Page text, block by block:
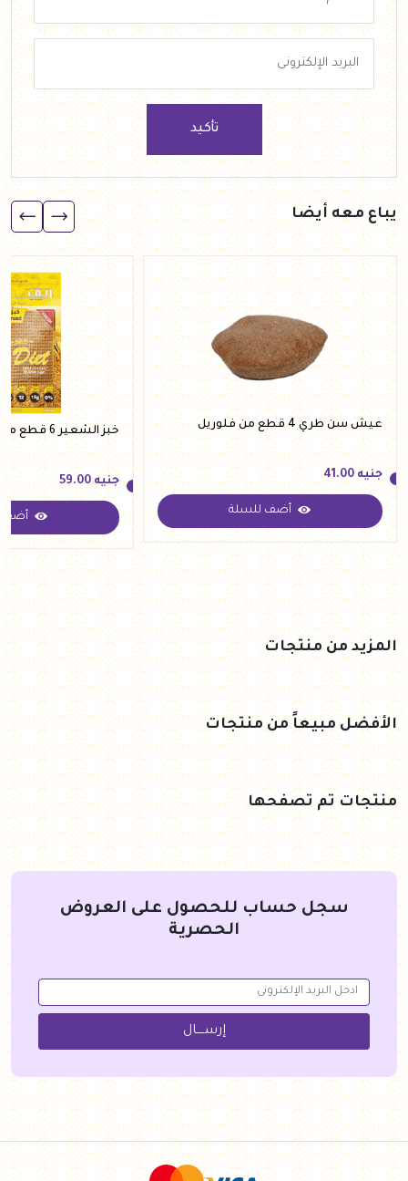
تأكيد
يباع معه أيضا
عيش سن طري 4 قطع من فلوريل
جنيه
جنيه 41.00
أضف للسلة
خبز الشعير 6 قطع من ريف
جنيه
جنيه 59.00
أضف
المزيد من منتجات
الأفضل مبيعاً من منتجات
منتجات تم تصفحها
سجل حساب للحصول على العروض
الحصرية
إرســــال